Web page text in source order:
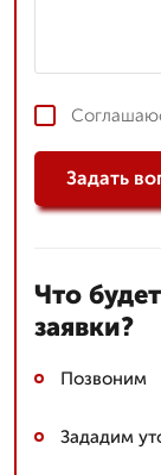
Задать
Что
заявки?
Позвоним
Зададим